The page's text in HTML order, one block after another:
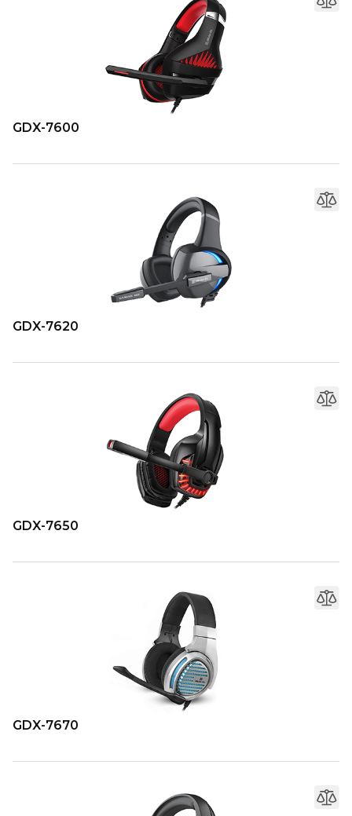
GDX-7600
GDX-7620
GDX-7650
GDX-7670